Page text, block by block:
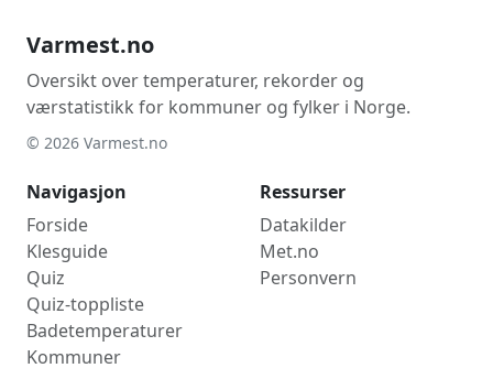
Varmest.no
Oversikt over temperaturer, rekorder og
værstatistikk for kommuner og fylker i Norge.
© 2026 Varmest.no
Navigasjon
Forside
Klesguide
Quiz
Quiz-toppliste
Badetemperaturer
Kommuner
Ressurser
Datakilder
Met.no
Personvern